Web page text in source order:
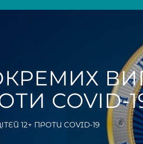
COVID-
12+ ПРОТИ COVID-19